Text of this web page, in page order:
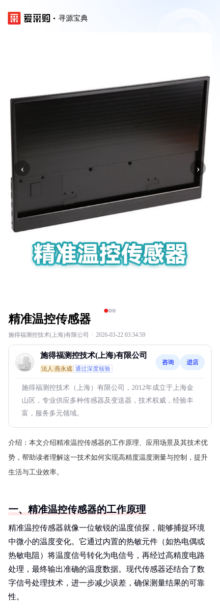
寻源宝典
‹ ›
精准温控传感器
施得福测控技术(上海)有限公司 · 2026-03-22 03:34:59
施得福测控技术(上海)有限公司
法人:燕永成 通过深度核验
咨询 进店
施得福测控技术（上海）有限公司，2012年成立于上海金
山区，专业供应多种传感器及变送器，技术权威，经验丰
富，服务多元领域。
介绍： 本文介绍精准温控传感器的工作原理、应用场景及其技术优
势，帮助读者理解这一技术如何实现高精度温度测量与控制，提升
生活与工业效率。
一、精准温控传感器的工作原理
精准温控传感器就像一位敏锐的温度侦探，能够捕捉环境
中微小的温度变化。它通过内置的热敏元件（如热电偶或
热敏电阻）将温度信号转化为电信号，再经过高精度电路
处理，最终输出准确的温度数据。现代传感器还结合了数
字信号处理技术，进一步减少误差，确保测量结果的可靠
性。